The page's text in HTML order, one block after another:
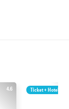
4.6 Ticket + Hotel